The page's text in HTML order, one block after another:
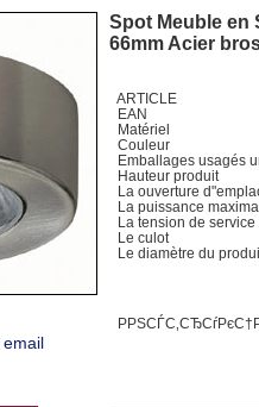
email
Spot Meuble en
66mm Acier
ARTICLE
EAN
Matériel
Couleur
Emballages usagés
Hauteur produit
La ouverture
La puissance
La tension de
Le culot
Le diamètre du